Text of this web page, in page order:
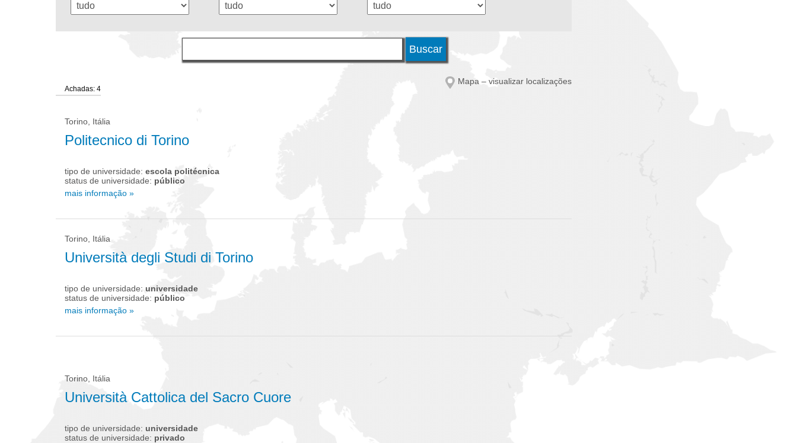
Achadas: 4
Mapa – visualizar localizações
Torino, Itália
Politecnico di Torino
tipo de universidade: escola politécnica
status de universidade: público
mais informação »
Torino, Itália
Università degli Studi di Torino
tipo de universidade: universidade
status de universidade: público
mais informação »
Torino, Itália
Università Cattolica del Sacro Cuore
tipo de universidade: universidade
status de universidade: privado